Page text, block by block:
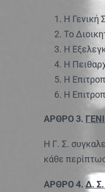
Η Γενική
Το
Η
Η
Η
Η
ΑΡΘΡΟ 3.
Η Γ. Σ.
κάθε
ΑΡΘΡΟ 4. Δ.